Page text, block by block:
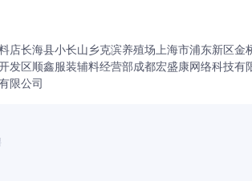
店长海县小长山乡克滨养殖场上海市浦东新区金
发区顺鑫服装辅料经营部成都宏盛康网络科技有
限公司